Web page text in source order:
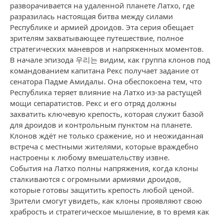
разворачивается на удаленной планете Латхо, где
разразилась настоящая битва между силами
Республике и армией дроидов. Эта серия обещает
зрителям захватывающее путешествие, полное
стратегических маневров и напряженных моментов.
В начале эпизода 우리는 видим, как группа клонов под
командованием капитана Рекс получает задание от
сенатора Падме Амидалы. Она обеспокоена тем, что
Республика теряет влияние на Латхо из-за растущей
мощи сепаратистов. Рекс и его отряд должны
захватить ключевую крепость, которая служит базой
для дроидов и контрольным пунктом на планете.
Клонов ждёт не только сражение, но и неожиданная
встреча с местными жителями, которые враждебно
настроены к любому вмешательству извне.
События на Латхо полны напряжения, когда клоны
сталкиваются с огромными армиями дроидов,
которые готовы защитить крепость любой ценой.
Зрители смогут увидеть, как клоны проявляют свою
храбрость и стратегическое мышление, в то время как